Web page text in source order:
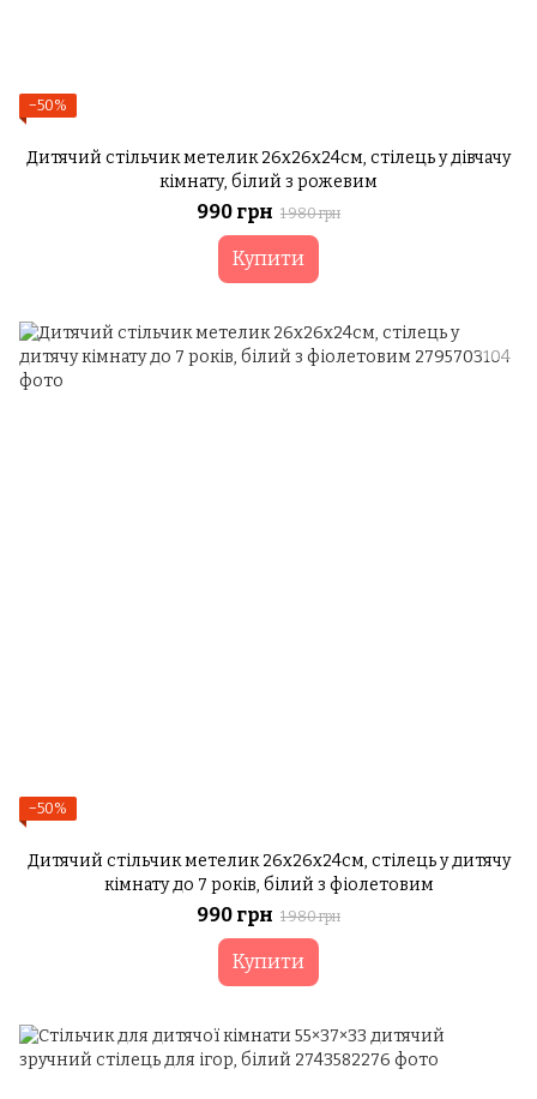
−50%
Дитячий стільчик метелик 26х26х24см, стілець у дівчачу
кімнату, білий з рожевим
990 грн 1 980 грн
Купити
−50%
Дитячий стільчик метелик 26х26х24см, стілець у дитячу
кімнату до 7 років, білий з фіолетовим
990 грн 1 980 грн
Купити